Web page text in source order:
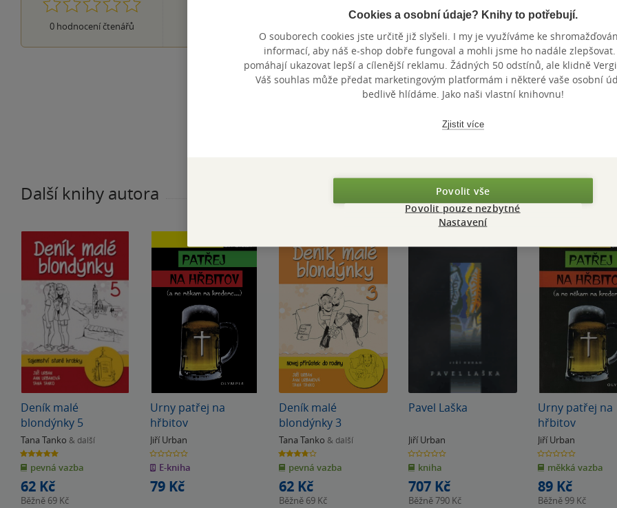
0 hodnocení čtenářů
Další knihy autora
Deník malé
blondýnky 5
Tana Tanko & další
5.0
z
5
hvězdiček
pevná vazba
62 Kč
Běžně 69 Kč
Urny patřej na
hřbitov
Jiří Urban
0.0
z
5
hvězdiček
E-kniha
79 Kč
Deník malé
blondýnky 3
Tana Tanko & další
3.8
z
5
hvězdiček
pevná vazba
62 Kč
Běžně 69 Kč
Pavel Laška
Jiří Urban
0.0
z
5
hvězdiček
kniha
707 Kč
Běžně790 Kč
Urny patřej na
hřbitov
Jiří Urban
0.0
z
5
hvězdiček
měkká vazba
89 Kč
Běžně 99 Kč
Cookies a osobní údaje? Knihy to potřebují.
O souborech cookies jste určitě již slyšeli. I my je využíváme ke
informací, aby náš e-shop dobře fungoval a mohli jsme ho nadále zlepšovat.
pomáhají ukazovat lepší a cílenější reklamu. Žádných 50 odstínů, ale klidně
Váš souhlas může předat marketingovým platformám i některé vaše osobní
bedlivě hlídáme. Jako naši vlastní knihovnu!
Zjistit více
Povolit vše
Povolit pouze nezbytné
Nastavení